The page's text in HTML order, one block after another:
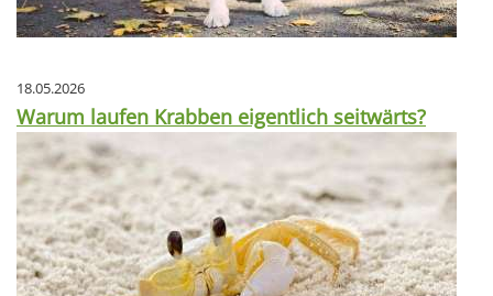
18.05.2026
Warum laufen Krabben eigentlich seitwärts?